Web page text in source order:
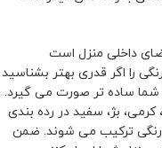
داخلی منزل است
را اگر قدری بهتر بشناسید
شما ساده تر صورت می گیرد.
بژ، سفید در رده بندی
رنگی ترکیب می شوند. ضمن